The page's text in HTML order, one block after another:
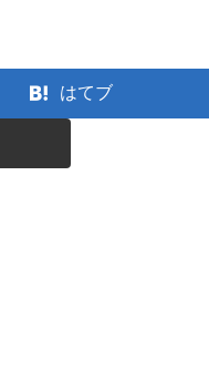
はてブ